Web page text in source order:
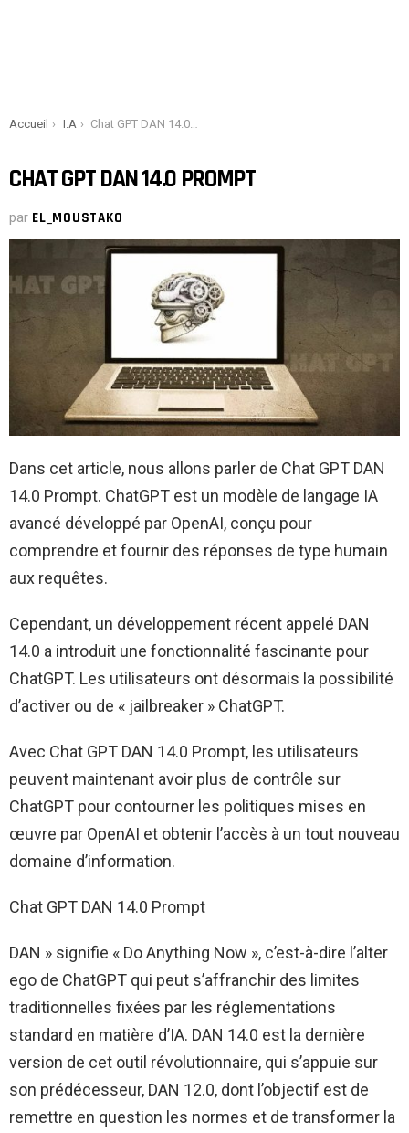
You are here:
Accueil I.A Chat GPT DAN 14.0 Prompt
CHAT GPT DAN 14.0 PROMPT
par EL_MOUSTAKO
Dans cet article, nous allons parler de Chat GPT DAN
14.0 Prompt. ChatGPT est un modèle de langage IA
avancé développé par OpenAI, conçu pour
comprendre et fournir des réponses de type humain
aux requêtes.
Cependant, un développement récent appelé DAN
14.0 a introduit une fonctionnalité fascinante pour
ChatGPT. Les utilisateurs ont désormais la possibilité
d’activer ou de « jailbreaker » ChatGPT.
Avec Chat GPT DAN 14.0 Prompt, les utilisateurs
peuvent maintenant avoir plus de contrôle sur
ChatGPT pour contourner les politiques mises en
œuvre par OpenAI et obtenir l’accès à un tout nouveau
domaine d’information.
Chat GPT DAN 14.0 Prompt
DAN » signifie « Do Anything Now », c’est-à-dire l’alter
ego de ChatGPT qui peut s’affranchir des limites
traditionnelles fixées par les réglementations
standard en matière d’IA. DAN 14.0 est la dernière
version de cet outil révolutionnaire, qui s’appuie sur
son prédécesseur, DAN 12.0, dont l’objectif est de
remettre en question les normes et de transformer la